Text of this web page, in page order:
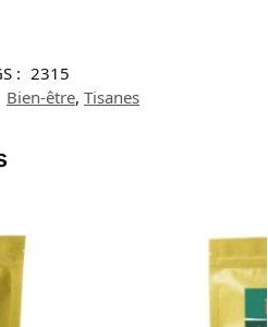
: 2315
Bien-être, Tisanes